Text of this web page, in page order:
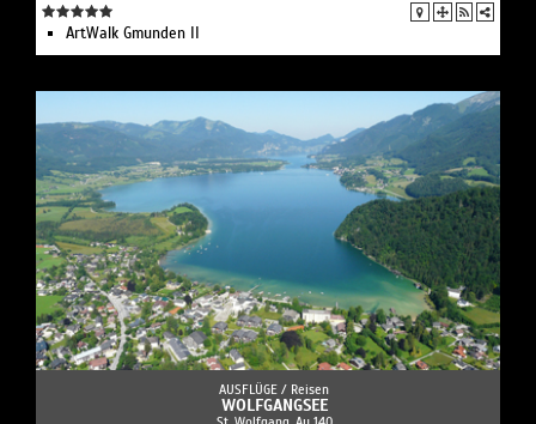
ArtWalk Gmunden II
AUSFLÜGE / Reisen
WOLFGANGSEE